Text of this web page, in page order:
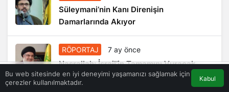
Süleymani’nin Kanı Direnişin
Damarlarında Akıyor
RÖPORTAJ 7 ay önce
Nasrallah: İsrail’in Tamamını Vuracak
Güçteyiz
Bu web sitesinde en iyi deneyimi yaşamanızı sağlamak için
çerezler kullanılmaktadır.
Kabul
Anasayfa Akış Trafik